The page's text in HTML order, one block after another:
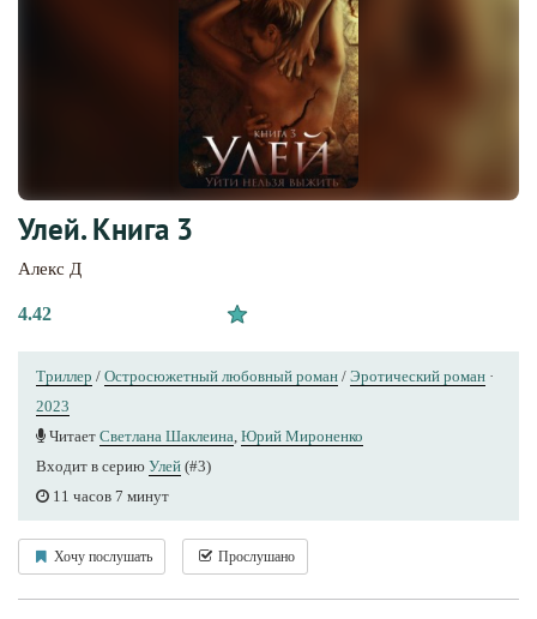
Улей. Книга 3
Алекс Д
4.42
Триллер / Остросюжетный любовный роман / Эротический роман ·
2023
Читает Светлана Шаклеина, Юрий Мироненко
Входит в серию Улей (#3)
11 часов 7 минут
Хочу послушать Прослушано